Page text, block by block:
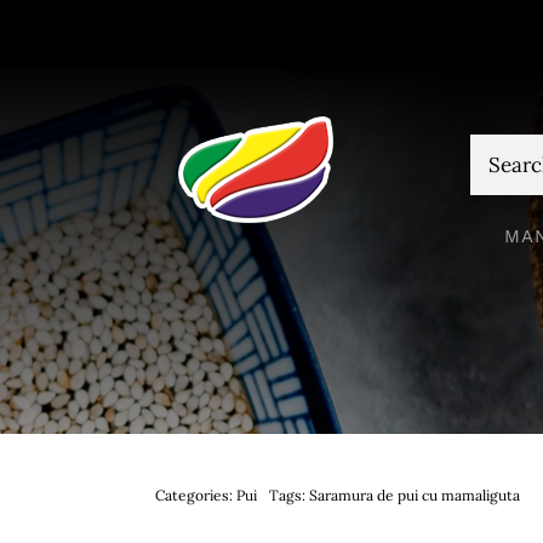
Categories:Pui Tags:Saramura de pui cu mamaliguta